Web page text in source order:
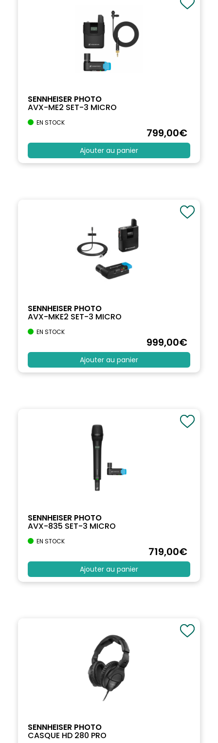
SENNHEISER PHOTO
AVX-ME2 SET-3 MICRO
EN STOCK
799,00€
Ajouter au panier
SENNHEISER PHOTO
AVX-MKE2 SET-3 MICRO
EN STOCK
999,00€
Ajouter au panier
SENNHEISER PHOTO
AVX-835 SET-3 MICRO
EN STOCK
719,00€
Ajouter au panier
SENNHEISER PHOTO
CASQUE HD 280 PRO